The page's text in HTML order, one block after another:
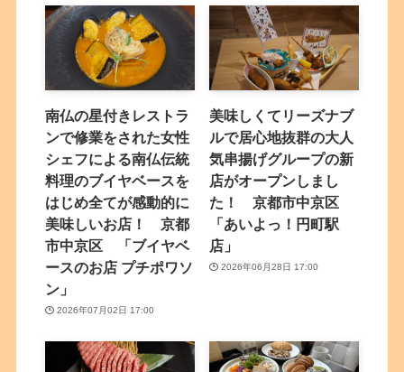
南仏の星付きレストラ
ンで修業をされた女性
シェフによる南仏伝統
料理のブイヤベースを
はじめ全てが感動的に
美味しいお店！ 京都
市中京区 「ブイヤベ
ースのお店 プチポワソ
ン」
2026年07月02日 17:00
美味しくてリーズナブ
ルで居心地抜群の大人
気串揚げグループの新
店がオープンしまし
た！ 京都市中京区
「あいよっ！円町駅
店」
2026年06月28日 17:00